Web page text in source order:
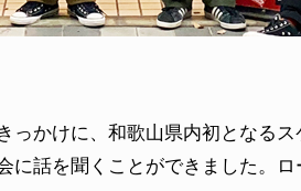
っかけに、和歌山県内初となる
に話を聞くことができました。